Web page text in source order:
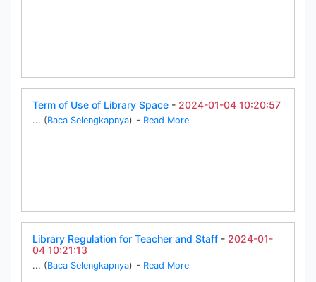
Term of Use of Library Space - 2024-01-04 10:20:57
... (Baca Selengkapnya) - Read More
Library Regulation for Teacher and Staff - 2024-01-
04 10:21:13
... (Baca Selengkapnya) - Read More